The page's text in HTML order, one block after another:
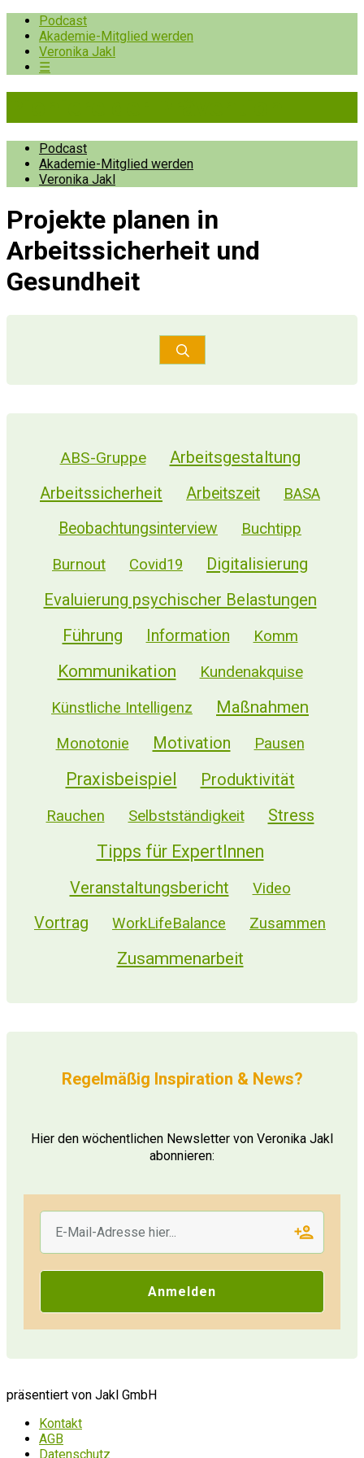
Podcast
Akademie-Mitglied werden
Veronika Jakl
☰
Podcast
Akademie-Mitglied werden
Veronika Jakl
Projekte planen in
Arbeitssicherheit und
Gesundheit
ABS-Gruppe
Arbeitsgestaltung
Arbeitssicherheit
Arbeitszeit BASA
Beobachtungsinterview
Buchtipp
Burnout
Covid19
Digitalisierung
Evaluierung psychischer Belastungen
Führung
Information Komm
Kommunikation Kundenakquise
Künstliche Intelligenz Maßnahmen
Monotonie Motivation Pausen
Praxisbeispiel Produktivität
Rauchen Selbstständigkeit Stress
Tipps für ExpertInnen
Veranstaltungsbericht Video
Vortrag WorkLifeBalance Zusammen
Zusammenarbeit
Regelmäßig Inspiration & News?
Hier den wöchentlichen Newsletter von Veronika Jakl
abonnieren:
Anmelden
präsentiert von Jakl GmbH
Kontakt
AGB
Datenschutz